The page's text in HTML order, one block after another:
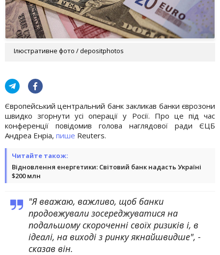
Ілюстративне фото / depositphotos
Європейський центральний банк закликав банки єврозони
швидко згорнути усі операції у Росії. Про це під час
конференції повідомив голова наглядової ради ЄЦБ
Андреа Енріа, пише Reuters.
Читайте також:
Відновлення енергетики: Світовий банк надасть Україні
$200 млн
"Я вважаю, важливо, щоб банки
продовжували зосереджуватися на
подальшому скороченні своїх ризиків і, в
ідеалі, на виході з ринку якнайшвидше", -
сказав він.